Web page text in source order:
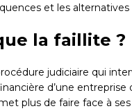
et les alternatives
la faillite ?
judiciaire qui
d’une entreprise
plus de faire face à